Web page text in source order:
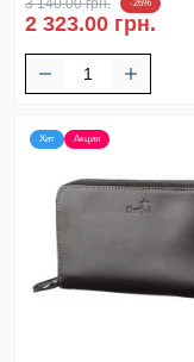
3 140.00 грн. -26%
2 323.00 грн.
Хит Акция